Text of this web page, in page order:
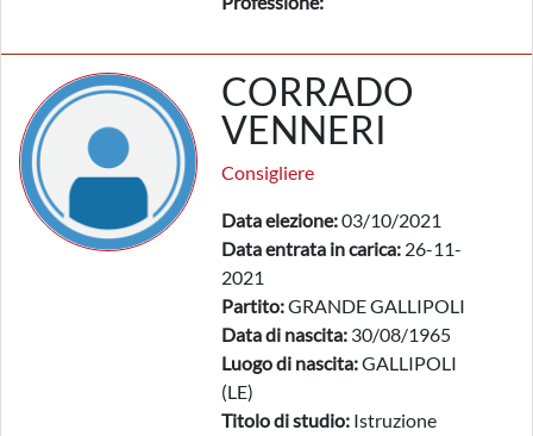
CORRADO
VENNERI
Consigliere
Data elezione:03/10/2021
Data entrata in carica: 26-11-
2021
Partito:GRANDE GALLIPOLI
Data di nascita: 30/08/1965
Luogo di nascita:GALLIPOLI
(LE)
Titolo di studio: Istruzione